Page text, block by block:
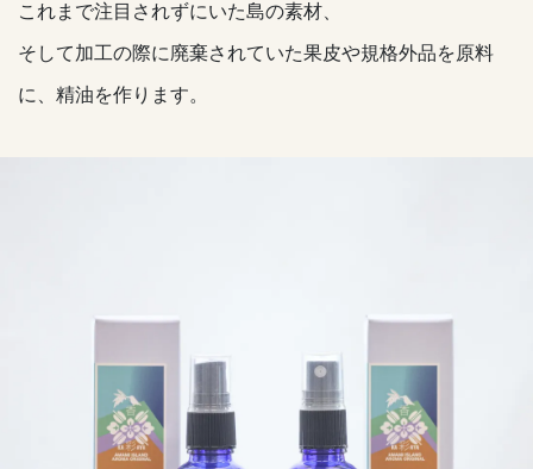
これまで注目されずにいた島の素材、
そして加工の際に廃棄されていた果皮や規格外品を原料
に、精油を作ります。